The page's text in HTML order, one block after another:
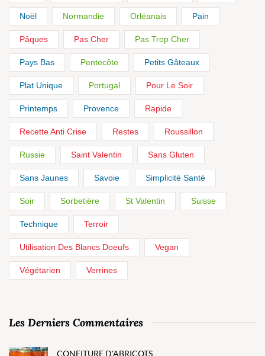
Noël Normandie Orléanais Pain
Pâques Pas Cher Pas Trop Cher
Pays Bas Pentecôte Petits Gâteaux
Plat Unique Portugal Pour Le Soir
Printemps Provence Rapide
Recette Anti Crise Restes Roussillon
Russie Saint Valentin Sans Gluten
Sans Jaunes Savoie Simplicité Santé
Soir Sorbetière St Valentin Suisse
Technique Terroir
Utilisation Des Blancs Doeufs Vegan
Végétarien Verrines
Les Derniers Commentaires
CONFITURE D'ABRICOTS